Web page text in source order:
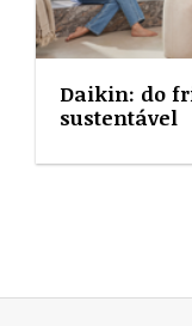
Daikin: do
sustentável